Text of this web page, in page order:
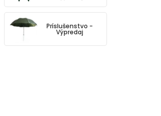
Príslušenstvo -
Výpredaj